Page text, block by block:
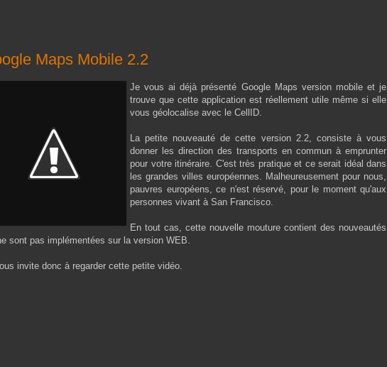
Maps Mobile 2.2
Je vous ai déjà présenté Google Maps version mobile et je
trouve que cette application est réellement utile même si elle
vous géolocalise avec le CellID.
La petite nouveauté de cette version 2.2, consiste à vous
donner les direction des transports en commun à emprunter
pour votre itinéraire. C'est très pratique et ce serait idéal dans
les grandes villes européennes. Malheureusement pour nous,
pauvres européens, ce n'est réservé, pour le moment qu'aux
personnes vivant à San Francisco.
En tout cas, cette nouvelle mouture contient des nouveautés
sont pas implémentées sur la version WEB.
invite donc à regarder cette petite vidéo.